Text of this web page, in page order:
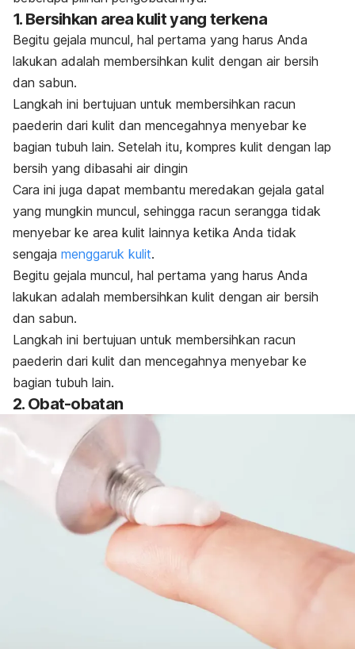
1. Bersihkan area kulit yang terkena
Begitu gejala muncul, hal pertama yang harus Anda
lakukan adalah membersihkan kulit dengan air bersih
dan sabun.
Langkah ini bertujuan untuk membersihkan racun
paederin dari kulit dan mencegahnya menyebar ke
bagian tubuh lain. Setelah itu, kompres kulit dengan lap
bersih yang dibasahi air dingin
Cara ini juga dapat membantu meredakan gejala gatal
yang mungkin muncul, sehingga racun serangga tidak
menyebar ke area kulit lainnya ketika Anda tidak
sengaja menggaruk kulit.
Begitu gejala muncul, hal pertama yang harus Anda
lakukan adalah membersihkan kulit dengan air bersih
dan sabun.
Langkah ini bertujuan untuk membersihkan racun
paederin dari kulit dan mencegahnya menyebar ke
bagian tubuh lain.
2. Obat-obatan